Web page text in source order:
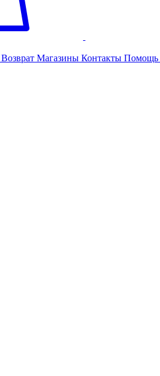
Возврат Магазины Контакты Помощь